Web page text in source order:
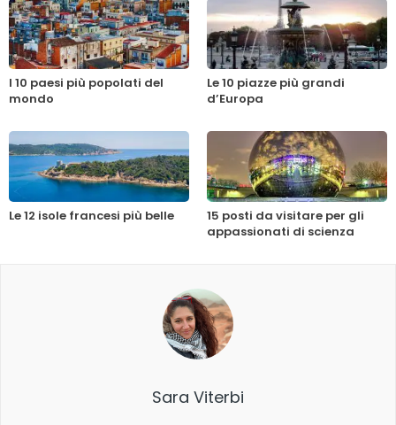
I 10 paesi più popolati del
mondo
Le 10 piazze più grandi
d’Europa
Le 12 isole francesi più belle
15 posti da visitare per gli
appassionati di scienza
Sara Viterbi